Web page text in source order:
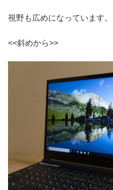
視野も広めになっています。
<<斜めから>>